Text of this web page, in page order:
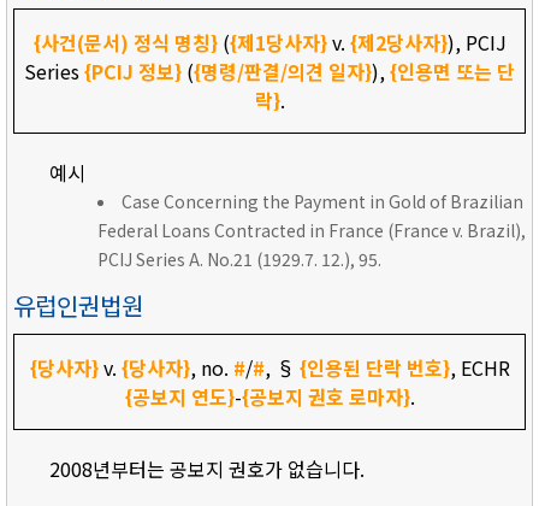
{사건(문서) 정식 명칭}({제1당사자}v. {제2당사자}), PCIJ
Series{PCIJ 정보} ({명령/판결/의견 일자}),{인용면 또는 단
락}.
예시
Case Concerning the Payment in Gold of Brazilian
Federal Loans Contracted in France (France v. Brazil),
PCIJ Series A. No.21 (1929.7. 12.), 95.
유럽인권법원
{당사자}v. {당사자}, no. #/#, § {인용된 단락 번호}, ECHR
{공보지 연도}-{공보지 권호 로마자}.
2008년부터는 공보지 권호가 없습니다.